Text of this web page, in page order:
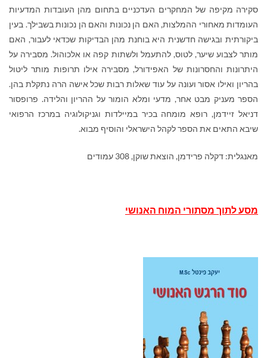
סקירה מקיפה של המחקרים העדכניים בתחום מהן העובדות המדעיות
העומדות מאחורי ההמלצות, האם הן נכונות והאם הן נכונות בשבילך. בעין
ביקורתית ובגישה חדשנית היא בוחנת מהן הבדיקות שכדאי לעבור, האם
מותר לצבוע שיער, לטוס, להתעמל ולשתות קפה או אלכוהול. מסבירה על
היתרונות והחסרונות של האפידורל, מסבירה אילו תרופות מותר ליטול
בהריון ואילו אסור ועונה על עוד שאלות רבות שכל אישה הרה נתקלת בהן.
הספר מעניק מבט אחר, מדעי ומלא הומור על ההריון והלידה. פרופסור
דניאל זיידמן, רופא מומחה בכיר במיילדות וגניקולוגיה במרכז הרפואי
שיבא התאים את הספר לקהל הישראלי והוסיף מבוא.
מאנגלית: דקלה פרידמן, הוצאת שוקן, 308 עמודים
מסע לתוך מסתורי המוח האנושי